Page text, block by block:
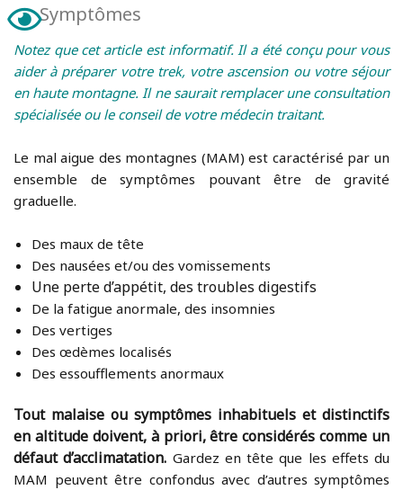
Symptômes
Notez que cet article est informatif. Il a été conçu pour vous
aider à préparer votre trek, votre ascension ou votre séjour
en haute montagne. Il ne saurait remplacer une consultation
spécialisée ou le conseil de votre médecin traitant.
Le mal aigue des montagnes (MAM) est caractérisé par un
ensemble de symptômes pouvant être de gravité
graduelle.
Des maux de tête
Des nausées et/ou des vomissements
Une perte d’appétit, des troubles digestifs
De la fatigue anormale, des insomnies
Des vertiges
Des œdèmes localisés
Des essoufflements anormaux
Tout malaise ou symptômes inhabituels et distinctifs
en altitude doivent, à priori, être considérés comme un
défautd’acclimatation. Gardez en tête que les effets du
MAM peuvent être confondus avec d’autres symptômes